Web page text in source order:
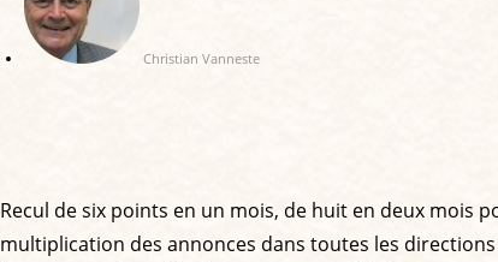
Christian Vanneste
Recul de six points en un mois, de huit en deux mois
multiplication des annonces dans toutes les